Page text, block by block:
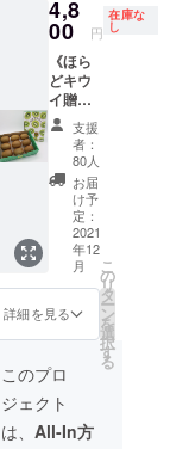
念公園など
の観光地も
あります。
１箱を
お届け
する予
定で
す。本
商品を
ご購入
いただ
くこと
で岐阜
県関市
洞戸で
キウイ
の苗木
を１本
植える
ことが
樹後に
関市洞
戸より
分 ・
お礼の
手
紙
ほらど
キウイ
の厳選
品を２
回に分
けてお
届けし
ます。
令和３
年１２
月に９
玉入２
箱、令
９玉入
２箱を
お届け
する予
4,8
00 円
在庫な
し
《ほら
どキウ
イ贈答
用９
玉》・
贈答用
９玉入
箱 ・
料 ・
キウイ
苗木代
金１本
分 ・
お礼の
手
紙
ほらど
キウイ
の厳選
支援
者：
80人
お届
け予
定：
2021
年12
月
詳細を見る
こ
の
リ
タ
ー
ン
を
選
択
す
る
このプロ
ジェクト
は、 All-In方